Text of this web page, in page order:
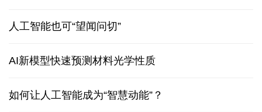
人工智能也可“望闻问切”
AI新模型快速预测材料光学性质
如何让人工智能成为“智慧动能”？